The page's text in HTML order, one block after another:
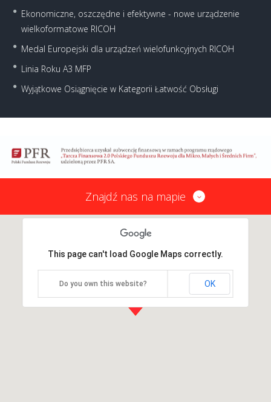
Ekonomiczne, oszczędne i efektywne - nowe urządzenie
wielkoformatowe RICOH
Medal Europejski dla urządzeń wielofunkcyjnych RICOH
Linia Roku A3 MFP
Wyjątkowe Osiągnięcie w Kategorii Łatwość Obsługi
Znajdź nas na mapie
This page can't load Google Maps correctly.
Do you own this website? OK